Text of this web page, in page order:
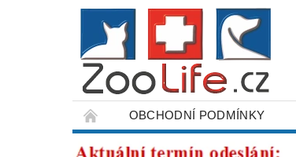
OBCHODNÍ PODMÍNKY
ODSTOUPENÍ OD SMLOUVY